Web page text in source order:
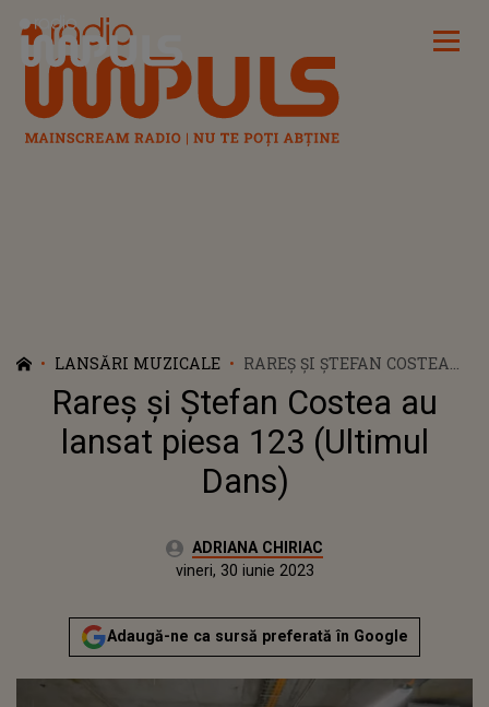
Radio Impuls
LANSĂRI MUZICALE
RAREȘ ȘI ȘTEFAN COSTEA
AU LANSAT PIESA 123
(ULTIMUL DANS)
Rareș și Ștefan Costea au
lansat piesa 123 (Ultimul
Dans)
Autor:ADRIANA CHIRIAC
Actualizat:
vineri, 30 iunie 2023
Adaugă-ne ca sursă preferată în Google